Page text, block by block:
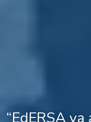
“EdERSA va